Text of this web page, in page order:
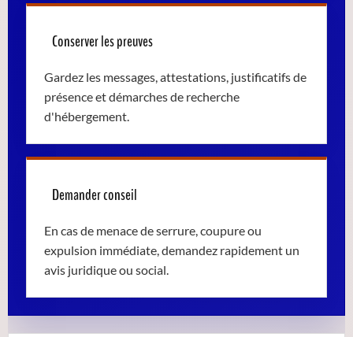
Conserver les preuves
Gardez les messages, attestations, justificatifs de
présence et démarches de recherche
d'hébergement.
Demander conseil
En cas de menace de serrure, coupure ou
expulsion immédiate, demandez rapidement un
avis juridique ou social.